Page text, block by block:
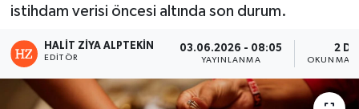
istihdam verisi öncesi altında son durum.
HALIT ZIYA ALPTEKIN
EDITÖR
03.06.2026 - 08:05
YAYINLANMA
2 DK
OKUNMA
OTOMOTİV
PİYASALAR
SAVUNMA
Son Dakika Haberleri
Haber Arşivi